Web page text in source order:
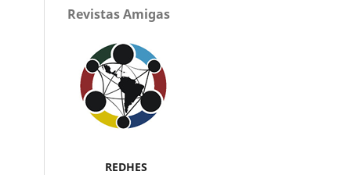
Revistas Amigas
REDHES